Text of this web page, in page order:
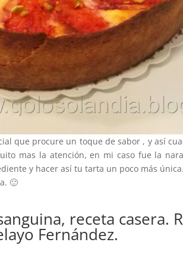
que procure un toque de sabor , y así
mas la atención, en mi caso fue la
y hacer así tu tarta un poco más única.
🙂
receta casera.
Fernández.